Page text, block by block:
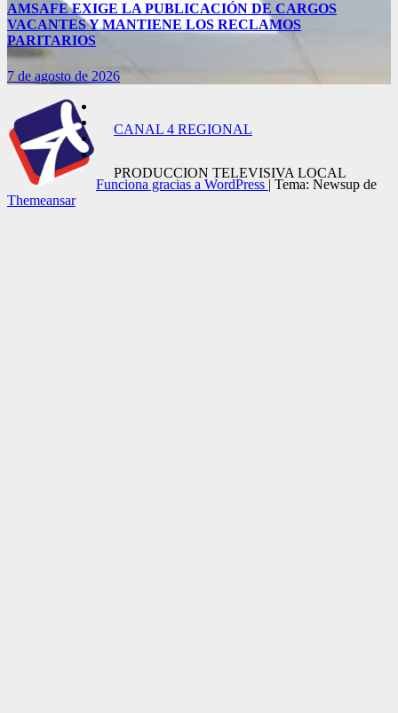
AMSAFE EXIGE LA PUBLICACIÓN DE CARGOS
VACANTES Y MANTIENE LOS RECLAMOS
PARITARIOS
7 de agosto de 2026
CANAL 4 REGIONAL
PRODUCCION TELEVISIVA LOCAL
Funciona gracias a WordPress | Tema: Newsup de
Themeansar